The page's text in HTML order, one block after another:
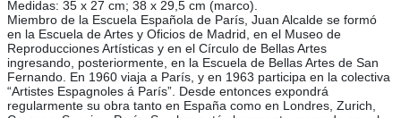
Medidas: 35 x 27 cm; 38 x 29,5 cm (marco).
Miembro de la Escuela Española de París, Juan Alcalde se formó
en la Escuela de Artes y Oficios de Madrid, en el Museo de
Reproducciones Artísticas y en el Círculo de Bellas Artes
ingresando, posteriormente, en la Escuela de Bellas Artes de San
Fernando. En 1960 viaja a París, y en 1963 participa en la colectiva
“Artistes Espagnoles á París”. Desde entonces expondrá
regularmente su obra tanto en España como en Londres, Zurich,